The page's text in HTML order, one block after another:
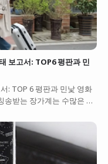
보고서: TOP6 평판과 민
: TOP 6 평판과 민낯 영화
송받는 장가계는 수많은 …